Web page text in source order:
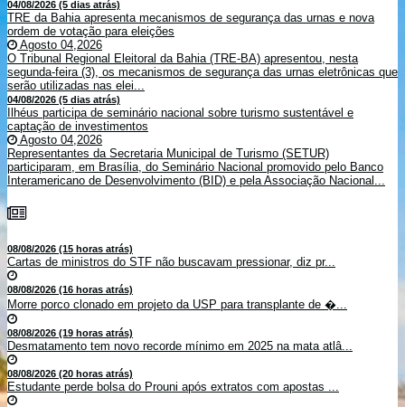
04/08/2026 (5 dias atrás)
TRE da Bahia apresenta mecanismos de segurança das urnas e nova
ordem de votação para eleições
Agosto 04,2026
O Tribunal Regional Eleitoral da Bahia (TRE-BA) apresentou, nesta
segunda-feira (3), os mecanismos de segurança das urnas eletrônicas que
serão utilizadas nas elei...
04/08/2026 (5 dias atrás)
Ilhéus participa de seminário nacional sobre turismo sustentável e
captação de investimentos
Agosto 04,2026
Representantes da Secretaria Municipal de Turismo (SETUR)
participaram, em Brasília, do Seminário Nacional promovido pelo Banco
Interamericano de Desenvolvimento (BID) e pela Associação Nacional...
08/08/2026 (15 horas atrás)
Cartas de ministros do STF não buscavam pressionar, diz pr...
08/08/2026 (16 horas atrás)
Morre porco clonado em projeto da USP para transplante de �...
08/08/2026 (19 horas atrás)
Desmatamento tem novo recorde mínimo em 2025 na mata atlâ...
08/08/2026 (20 horas atrás)
Estudante perde bolsa do Prouni após extratos com apostas ...